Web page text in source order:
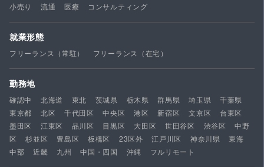
小売り
流通 医療 コンサルティング
就業形態
フリーランス（常駐） フリーランス（在宅）
勤務地
確認中 北海道 東北 茨城県 栃木県 群馬県 埼玉県
千葉県
東京都
北区 千代田区 中央区 港区 新宿区 文京区
台東区
墨田区
江東区 品川区 目黒区 大田区 世田谷区 渋谷区
中野
区
杉並区 豊島区 板橋区 23区外 江戸川区 神奈川県
東海
中部
近畿 九州 中国・四国 沖縄 フルリモート